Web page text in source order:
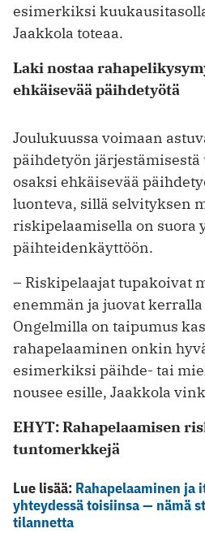
esimerkiksi
Jaakkola toteaa.
Laki nostaa
ehkäisevää päihdetyötä
Joulukuussa voimaan
päihdetyön järjestämisestä
osaksi ehkäisevää
luonteva, sillä selvityksen
riskipelaamisella on suora
päihteidenkäyttöön.
– Riskipelaajat tupakoivat
enemmän ja juovat
Ongelmilla on taipumus
rahapelaaminen onkin
esimerkiksi päihde- tai
nousee esille, Jaakkola
EHYT: Rahapelaamisen
tuntomerkkejä
Lue lisää: Rahapelaaminen ja
yhteydessä toisiinsa — nämä
tilannetta